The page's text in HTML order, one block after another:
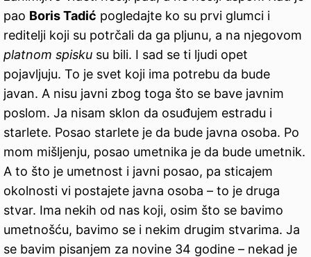
pao Boris Tadić pogledajte ko su prvi glumci i
reditelji koji su potrčali da ga pljunu, a na njegovom
platnom spisku su bili. I sad se ti ljudi opet
pojavljuju. To je svet koji ima potrebu da bude
javan. A nisu javni zbog toga što se bave javnim
poslom. Ja nisam sklon da osuđujem estradu i
starlete. Posao starlete je da bude javna osoba. Po
mom mišljenju, posao umetnika je da bude umetnik.
A to što je umetnost i javni posao, pa sticajem
okolnosti vi postajete javna osoba – to je druga
stvar. Ima nekih od nas koji, osim što se bavimo
umetnošću, bavimo se i nekim drugim stvarima. Ja
se bavim pisanjem za novine 34 godine – nekad je